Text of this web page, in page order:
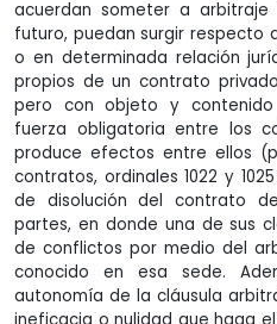
acuerdan someter a
futuro, puedan surgir respecto
o en determinada relación
propios de un contrato
pero con objeto y contenido
fuerza obligatoria entre los
produce efectos entre ellos
contratos, ordinales 1022 y
de disolución del contrato
partes, en donde una de sus
de conflictos por medio del
conocido en esa sede.
autonomía de la cláusula